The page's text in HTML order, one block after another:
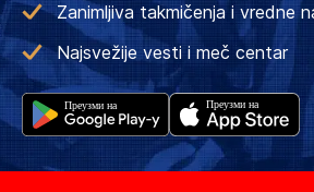
Zanimljiva takmičenja i vredne
Najsvežije vesti i meč centar